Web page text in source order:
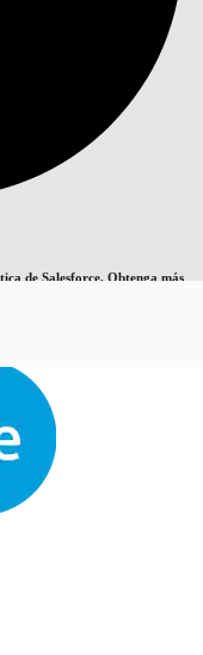
de Salesforce. Obtenga más
Buscar